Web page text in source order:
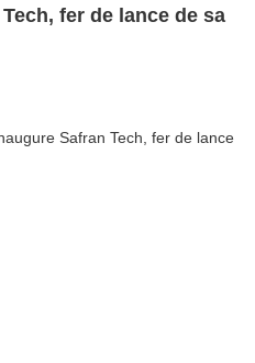
fer de lance de sa